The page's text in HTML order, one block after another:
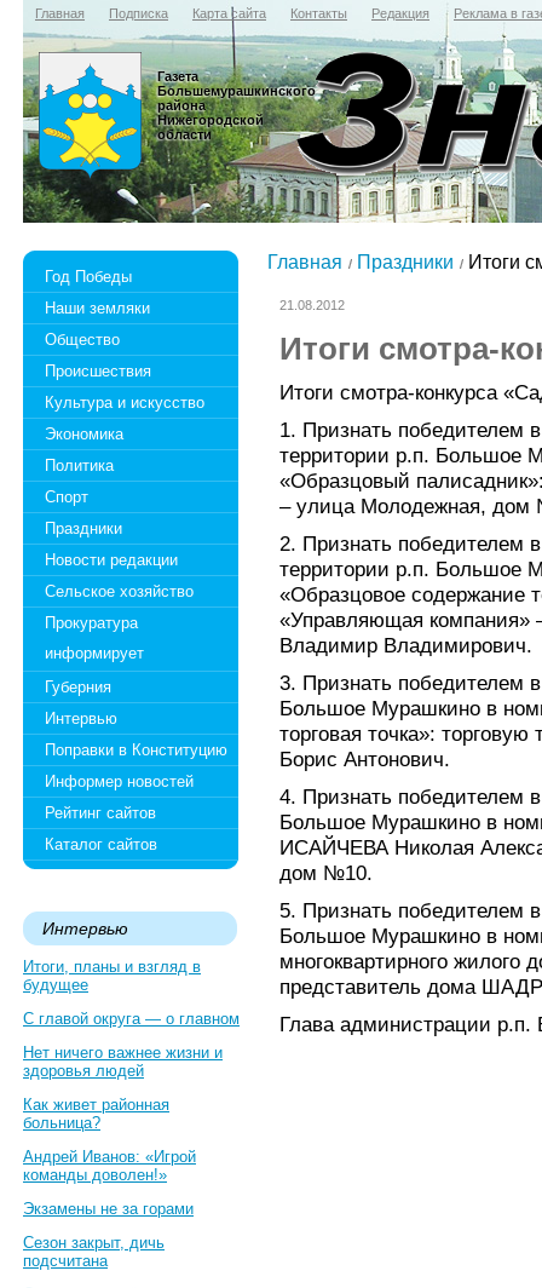
Главная Подписка Карта сайта Контакты Редакция Реклама в
Газета
Большемурашкинского
района
Нижегородской
области
Год Победы
Наши земляки
Общество
Происшествия
Культура и искусство
Экономика
Политика
Спорт
Праздники
Новости редакции
Сельское хозяйство
Прокуратура
информирует
Губерния
Интервью
Поправки в Конституцию
Информер новостей
Рейтинг сайтов
Каталог сайтов
Интервью
Итоги, планы и взгляд в
будущее
С главой округа — о главном
Нет ничего важнее жизни и
здоровья людей
Как живет районная
больница?
Андрей Иванов: «Игрой
команды доволен!»
Экзамены не за горами
Сезон закрыт, дичь
подсчитана
Главная Праздники Итоги
21.08.2012
Итоги смотра-
Итоги смотра-конкурса
1. Признать победителем
территории р.п. Большое
«Образцовый
– улица Молодежная, дом
2. Признать победителем в
территории р.п. Большое
«Образцовое содержание
«Управляющая
Владимир Владимирович.
3. Признать победителем
Большое Мурашкино в
торговая точка»:
Борис Антонович.
4. Признать победителем
Большое Мурашкино в
ИСАЙЧЕВА Николая
дом №10.
5. Признать победителем
Большое Мурашкино в
многоквартирного
представитель дома
Глава администрации